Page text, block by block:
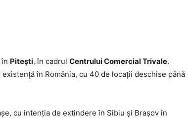
Piteşti, în cadrul Centrului Comercial Trivale.
în România, cu 40 de locaţii deschise până
cu intenţia de extindere în Sibiu şi Braşov în